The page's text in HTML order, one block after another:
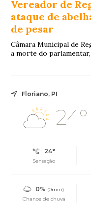
Vereador de
ataque de
de pesar
Câmara Municipal de
a morte do
Floriano, PI
24°
24°
Sensação
0% (0mm)
Chance de chuva